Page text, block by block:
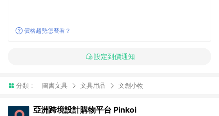
價格趨勢怎麼看？
設定到價通知
分類： 圖書文具 文具用品 文創小物
亞洲跨境設計購物平台 Pinkoi